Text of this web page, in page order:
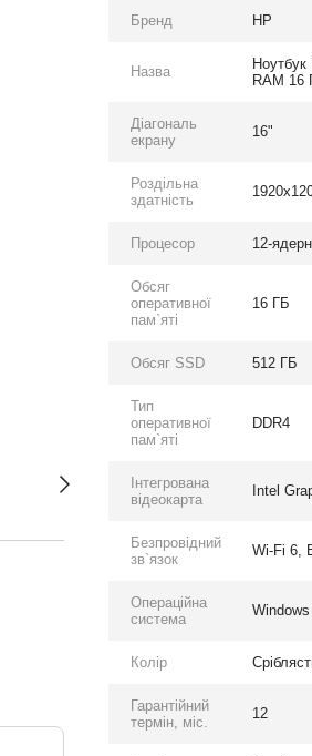
Бренд HP
Назва
RAM 16
Діагональ
екрану
16"
Роздільна
здатність
Процесор 12-
Обсяг
оперативної
пам`яті
16 ГБ
Обсяг SSD 512 ГБ
Тип
оперативної
пам`яті
DDR4
Інтегрована
відеокарта
Intel
Безпровідний
зв`язок
Wi-Fi 6,
Операційна
система
Колір
Гарантійний
термін, міс.
12